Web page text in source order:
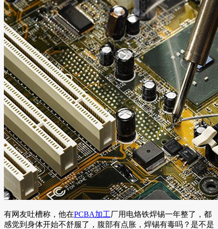
有网友吐槽称，他在PCBA加工厂用电烙铁焊锡一年整了，都
感觉到身体开始不舒服了，腹部有点胀，焊锡有毒吗？是不是